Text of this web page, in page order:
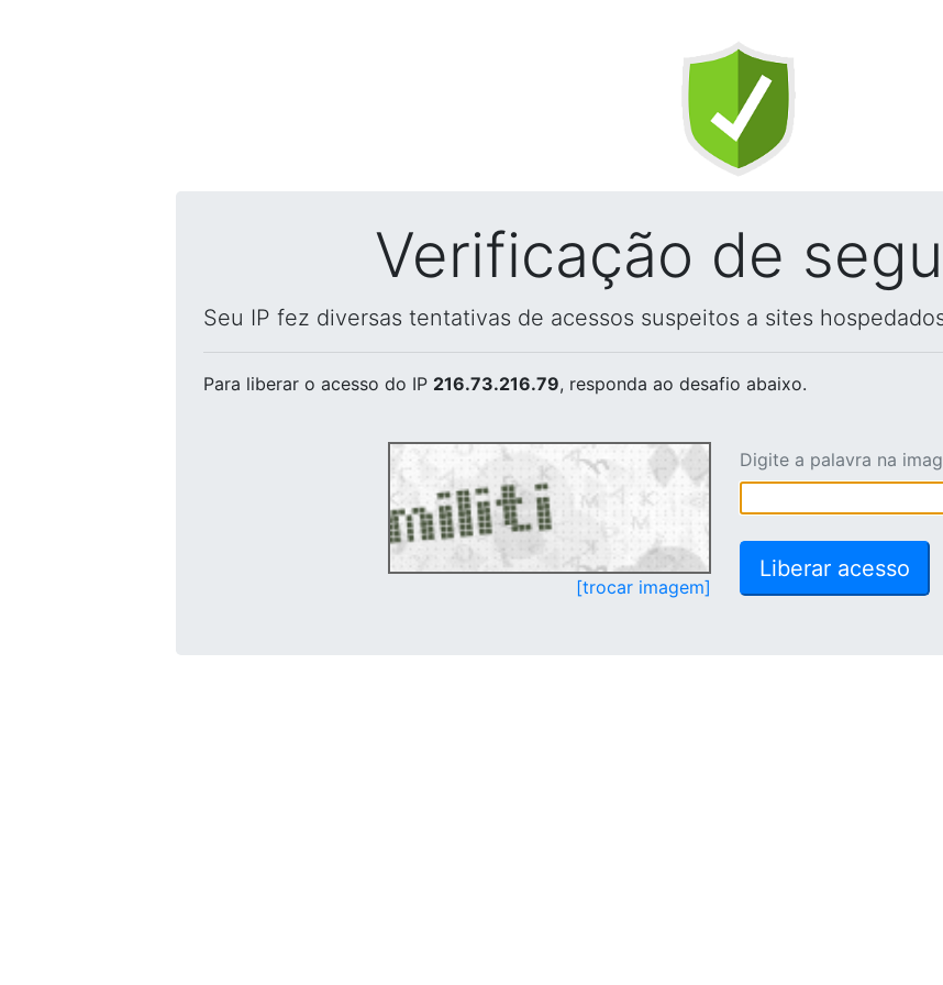
Verificação de
Seu IP fez diversas tentativas de acessos suspeitos a sites
Para liberar o acesso do IP 216.73.216.79, responda ao desafio abaixo.
[trocar imagem]
Digite a palavra na